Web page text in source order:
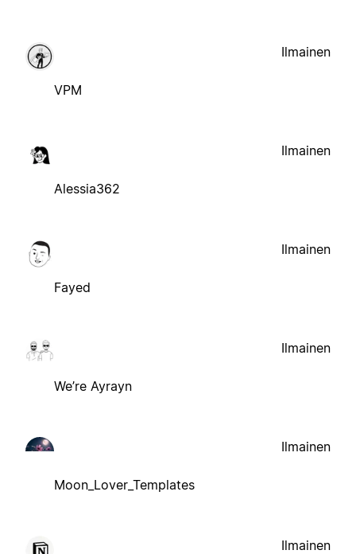
VPM
Ilmainen
Alessia362
Ilmainen
Fayed
Ilmainen
We’re Ayrayn
Ilmainen
Moon_Lover_Templates
Ilmainen
Ilmainen